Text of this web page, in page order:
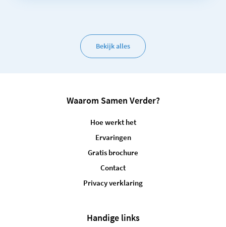
Bekijk alles
Waarom Samen Verder?
Hoe werkt het
Ervaringen
Gratis brochure
Contact
Privacy verklaring
Handige links